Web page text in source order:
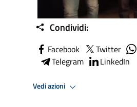
Condividi:
Facebook Twitter
Telegram
LinkedIn
Vedi azioni